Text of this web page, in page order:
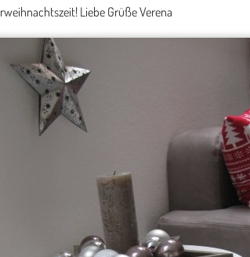
Liebe Grüße Verena